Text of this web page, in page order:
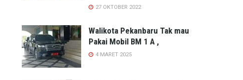
27 OKTOBER 2022
Walikota Pekanbaru Tak mau
Pakai Mobil BM 1 A ,
4 MARET 2025